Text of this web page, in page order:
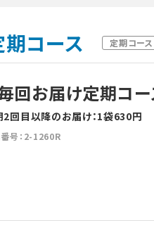
期コース 定期コー
回お届け定期コ
2回目以降のお届け：1袋630円
号：2-1260R